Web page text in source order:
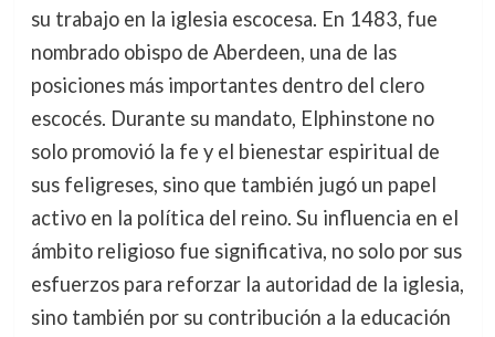
su trabajo en la iglesia escocesa. En 1483, fue
nombrado obispo de Aberdeen, una de las
posiciones más importantes dentro del clero
escocés. Durante su mandato, Elphinstone no
solo promovió la fe y el bienestar espiritual de
sus feligreses, sino que también jugó un papel
activo en la política del reino. Su influencia en el
ámbito religioso fue significativa, no solo por sus
esfuerzos para reforzar la autoridad de la iglesia,
sino también por su contribución a la educación